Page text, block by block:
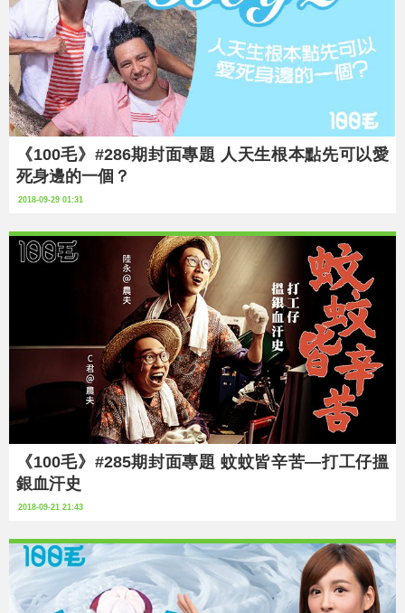
《100毛》#286期封面專題 人天生根本點先可以愛
死身邊的一個？
2018-09-29 01:31
《100毛》#285期封面專題 蚊蚊皆辛苦—打工仔搵
銀血汗史
2018-09-21 21:43